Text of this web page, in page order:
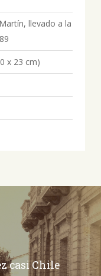
llevado a la
x 23 cm)
casi Chile